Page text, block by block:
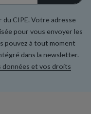
du CIPE. Votre adresse
pour vous envoyer les
pouvez à tout moment
dans la newsletter.
données et vos droits